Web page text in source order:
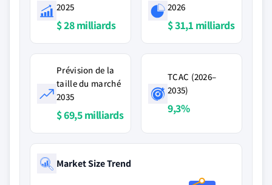
2025
$ 28 milliards
2026
$ 31,1 milliards
Prévision de la
taille du marché
2035
$ 69,5 milliards
TCAC (2026–
2035)
9,3%
Market Size Trend